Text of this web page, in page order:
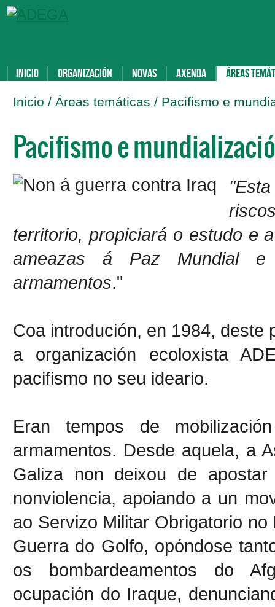
Inicio Organización Novas Axenda Áreas
Inicio / Áreas temáticas / Pacifismo e
Pacifismo e
territorio, propiciará o estudo e
ameazas á Paz Mundial
armamentos."
Coa introdución, en 1984, deste
a organización ecoloxista
pacifismo no seu ideario.
Eran tempos de
armamentos. Desde aquela, a
Galiza non deixou de
nonviolencia, apoiando a un
ao Servizo Militar Obrigatorio
Guerra do Golfo, opóndose
os bombardeamentos do
ocupación do Iraque,